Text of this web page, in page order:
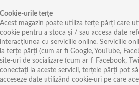
Cookie-urile terțe
Acest magazin poate utiliza terțe părți care
cookie pentru a stoca și / sau accesa date
interacțiunea cu serviciile online. Serviciile
la terțe părți (cum ar fi Google, YouTube,
site-uri de socializare (cum ar fi Facebook,
conectați la aceste servicii, terțele părți pot
acceseze date utilizând cookie-uri pe care